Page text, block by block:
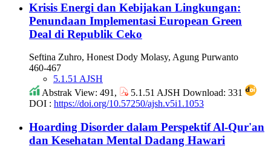
Krisis Energi dan Kebijakan Lingkungan:
Penundaan Implementasi European Green
Deal di Republik Ceko
Seftina Zuhro, Honest Dody Molasy, Agung Purwanto
460-467
5.1.51 AJSH
Abstrak View: 491,
5.1.51 AJSH Download: 331
DOI : https://doi.org/10.57250/ajsh.v5i1.1053
Hoarding Disorder dalam Perspektif Al-Qur'an
dan Kesehatan Mental Dadang Hawari